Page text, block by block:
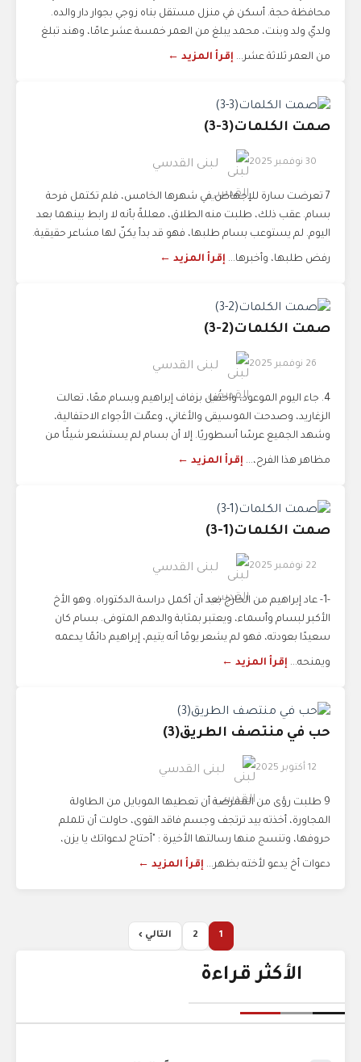
محافظة حجة. أسكن في منزل مستقل بناه زوجي بجوار دار والده.
ولديّ ولد وبنت، محمد يبلغ من العمر خمسة عشر عامًا، وهند تبلغ
من العمر ثلاثة عشر... إقرأ المزيد ←
صمت الكلمات(3-3)
30 نوفمبر 2025 لبنى القدسي
7 تعرضت سارة للإجهاض في شهرها الخامس، فلم تكتمل فرحة
بسام. عقب ذلك، طلبت منه الطلاق، معللةً بأنه لا رابط بينهما بعد
اليوم. لم يستوعب بسام طلبها، فهو قد بدأ يكنّ لها مشاعر حقيقية.
رفض طلبها، وأخبرها... إقرأ المزيد ←
صمت الكلمات(2-3)
26 نوفمبر 2025 لبنى القدسي
4. جاء اليوم الموعود، واحتُفل بزفاف إبراهيم وبسام معًا، تعالت
الزغاريد، وصدحت الموسيقى والأغاني، وعمّت الأجواء الاحتفالية،
وشهد الجميع عرسًا أسطوريًا. إلا أن بسام لم يستشعر شيئًا من
مظاهر هذا الفرح،... إقرأ المزيد ←
صمت الكلمات(1-3)
22 نوفمبر 2025 لبنى القدسي
-1- عاد إبراهيم من الخارج بعد أن أكمل دراسة الدكتوراه. وهو الأخ
الأكبر لبسام وأسماء، ويعتبر بمثابة والدهم المتوفى. بسام كان
سعيدًا بعودته، فهو لم يشعر يومًا أنه يتيم، إبراهيم دائمًا يدعمه
ويمنحه... إقرأ المزيد ←
حب في منتصف الطريق(3)
12 أكتوبر 2025 لبنى القدسي
9 طلبت رؤى من الممرضة أن تعطيها الموبايل من الطاولة
المجاورة، أخذته بيد ترتجف وجسم فاقد القوى، حاولت أن تلملم
حروفها، وتنسج منها رسالتها الأخيرة : "أحتاج لدعواتك يا يزن،
دعوات أخ يدعو لأخته بظهر... إقرأ المزيد ←
1
2 التالي ›
الأكثر قراءة